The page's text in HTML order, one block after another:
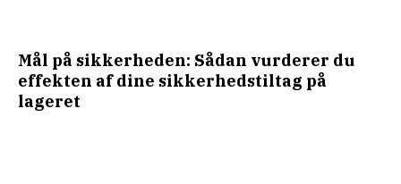
Mål på sikkerheden: Sådan vurderer du
effekten af dine sikkerhedstiltag på
lageret